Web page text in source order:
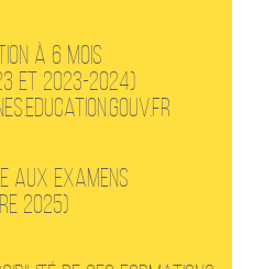
à 6 mois
et 2023-2024)
aux examens
2025)